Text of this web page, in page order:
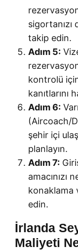
takip edin.
Adım 5:
kontrolü
kanıtlarını
Adım 6:
(Aircoach/
şehir içi
planlayın.
Adım 7:
amacınızı
konaklama
edin.
İrlanda
Maliyeti